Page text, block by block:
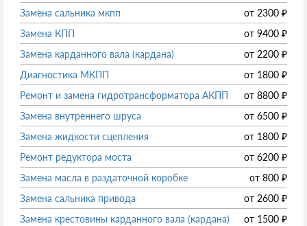
Замена сальника мкпп
от 2300 ₽
Замена КПП
от 9400 ₽
Замена карданного вала (кардана)
от 2200 ₽
Диагностика МКПП
от 1800 ₽
Ремонт и замена гидротрансформатора АКПП
от 8800 ₽
Замена внутреннего шруса
от 6500 ₽
Замена жидкости сцепления
от 1800 ₽
Ремонт редуктора моста
от 6200 ₽
Замена масла в раздаточной коробке
от 800 ₽
Замена сальника привода
от 2600 ₽
Замена крестовины карданного вала (кардана)
от 1500 ₽